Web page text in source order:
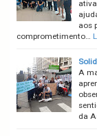
aos
comprometimento…
A
da